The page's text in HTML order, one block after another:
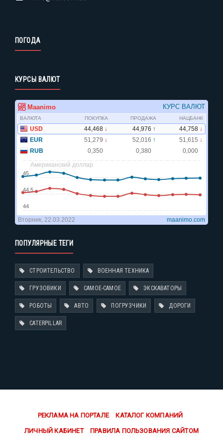
ПОГОДА
КУРСЫ ВАЛЮТ
ПОПУЛЯРНЫЕ ТЕГИ
СТРОИТЕЛЬСТВО ВОЕННАЯ ТЕХНИКА
ГРУЗОВИКИ САМОЕ-САМОЕ ЭКСКАВАТОРЫ
РОБОТЫ АВТО ПОГРУЗЧИКИ ДОРОГИ
CATERPILLAR
РЕКЛАМА НА ПОРТАЛЕ КАТАЛОГ КОМПАНИЙ
ЛИЧНЫЙ КАБИНЕТ ПРАВИЛА ПОЛЬЗОВАНИЯ САЙТОМ